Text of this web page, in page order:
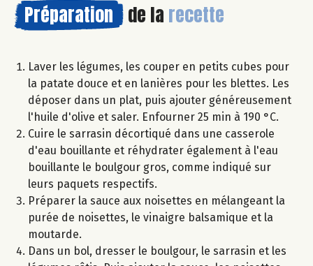
Préparation de la recette
Laver les légumes, les couper en petits cubes pour
la patate douce et en lanières pour les blettes. Les
déposer dans un plat, puis ajouter généreusement
l'huile d'olive et saler. Enfourner 25 min à 190 °C.
Cuire le sarrasin décortiqué dans une casserole
d'eau bouillante et réhydrater également à l'eau
bouillante le boulgour gros, comme indiqué sur
leurs paquets respectifs.
Préparer la sauce aux noisettes en mélangeant la
purée de noisettes, le vinaigre balsamique et la
moutarde.
Dans un bol, dresser le boulgour, le sarrasin et les